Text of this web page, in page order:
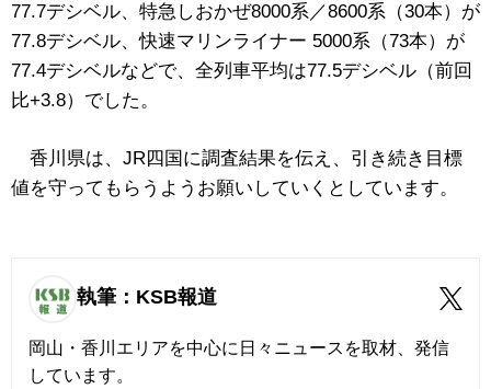
77.7デシベル、特急しおかぜ8000系／8600系（30本）が
77.8デシベル、快速マリンライナー 5000系（73本）が
77.4デシベルなどで、全列車平均は77.5デシベル（前回
比+3.8）でした。
香川県は、JR四国に調査結果を伝え、引き続き目標
値を守ってもらうようお願いしていくとしています。
執筆：KSB報道
岡山・香川エリアを中心に日々ニュースを取材、発信
しています。